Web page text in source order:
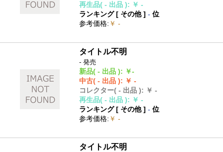
再生品( - 出品 ): ￥ -
ランキング [ その他]- 位
参考価格: ￥ -
タイトル不明
- 発売
新品( - 出品 ): ￥-
中古( - 出品 ): ￥ -
コレクター( - 出品 ): ￥ -
再生品( - 出品 ): ￥ -
ランキング [ その他]- 位
参考価格: ￥ -
タイトル不明